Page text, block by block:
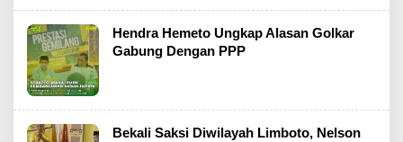
Hendra Hemeto Ungkap Alasan Golkar
Gabung Dengan PPP
Bekali Saksi Diwilayah Limboto, Nelson